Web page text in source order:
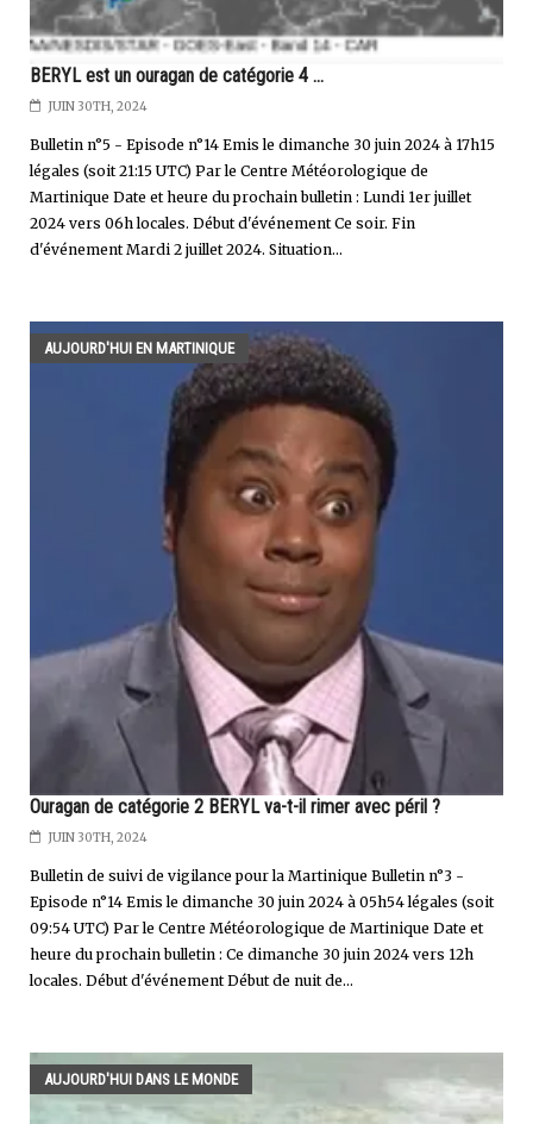
BERYL est un ouragan de catégorie 4 ...
JUIN 30TH, 2024
Bulletin n°5 - Episode n°14 Emis le dimanche 30 juin 2024 à 17h15
légales (soit 21:15 UTC) Par le Centre Météorologique de
Martinique Date et heure du prochain bulletin : Lundi 1er juillet
2024 vers 06h locales. Début d'événement Ce soir. Fin
d'événement Mardi 2 juillet 2024. Situation...
AUJOURD'HUI EN MARTINIQUE
Ouragan de catégorie 2 BERYL va-t-il rimer avec péril ?
JUIN 30TH, 2024
Bulletin de suivi de vigilance pour la Martinique Bulletin n°3 -
Episode n°14 Emis le dimanche 30 juin 2024 à 05h54 légales (soit
09:54 UTC) Par le Centre Météorologique de Martinique Date et
heure du prochain bulletin : Ce dimanche 30 juin 2024 vers 12h
locales. Début d'événement Début de nuit de...
AUJOURD'HUI DANS LE MONDE